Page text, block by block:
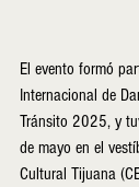
El evento formó
Internacional de
Tránsito 2025, y
de mayo en el
Cultural Tijuana